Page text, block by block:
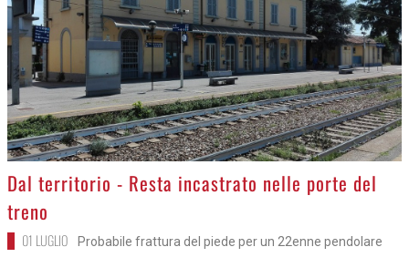
>
Dal territorio - Resta incastrato nelle porte del
treno
01 LUGLIO Probabile frattura del piede per un 22enne pendolare